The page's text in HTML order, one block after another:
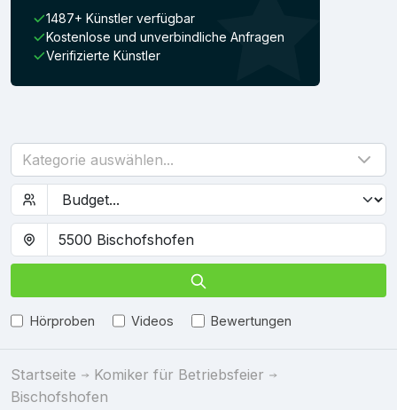
1487+ Künstler verfügbar
Kostenlose und unverbindliche Anfragen
Verifizierte Künstler
Kategorie auswählen...
Hörproben Videos Bewertungen
Startseite
Komiker für Betriebsfeier
Bischofshofen